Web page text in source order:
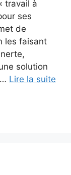
travail à
ses
de
les faisant
solution
Lire la suite